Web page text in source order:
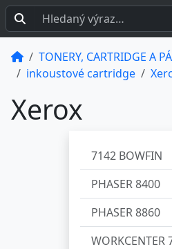
TONERY, CARTRIDGE A
inkoustové cartridge
Xerox
7142 BOWFIN
PHASER 8400
PHASER 8860
WORKCENTER